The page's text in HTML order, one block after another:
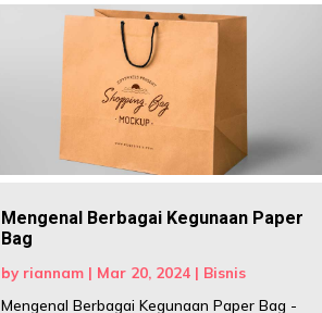
Mengenal Berbagai Kegunaan Paper
Bag
by riannam | Mar 20, 2024 | Bisnis
Mengenal Berbagai Kegunaan Paper Bag -